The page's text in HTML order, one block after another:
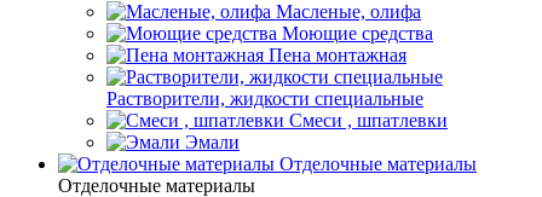
Масленые, олифа
Моющие средства
Пена монтажная
Растворители, жидкости специальные
Смеси , шпатлевки
Эмали
Отделочные материалы
Отделочные материалы